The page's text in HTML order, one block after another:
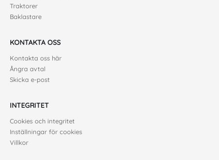
Traktorer
Baklastare
KONTAKTA OSS
Kontakta oss här
Ångra avtal
Skicka e-post
INTEGRITET
Cookies och integritet
Inställningar för cookies
Villkor